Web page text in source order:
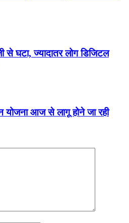
घटा, ज्यादातर लोग डिजिटल
योजना आज से लागू होने जा रही